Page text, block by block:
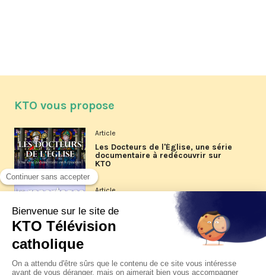
KTO vous propose
Article
Les Docteurs de l'Église, une série
documentaire à redécouvrir sur
KTO
Article
Les reportages d'été 2026 de KTO
La visite pastorale du pape Léon
XIV à Assise à suivre sur KTO le